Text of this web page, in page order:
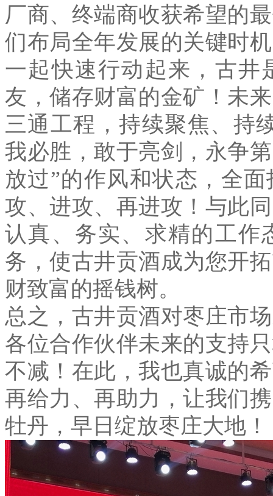
厂商、终端商收获希望的
们布局全年发展的关键时
一起快速行动起来，古井
友，储存财富的金矿！未
三通工程，持续聚焦、持
我必胜，敢于亮剑，永争
放过”的作风和状态，全
攻、进攻、再进攻！与此
认真、务实、求精的工作
务，使古井贡酒成为您开
财致富的摇钱树。
总之，古井贡酒对枣庄市
各位合作伙伴未来的支持
不减！在此，我也真诚的
再给力、再助力，让我们
牡丹，早日绽放枣庄大地！